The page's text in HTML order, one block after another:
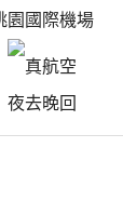
園國際機場
真航空
夜去晚回